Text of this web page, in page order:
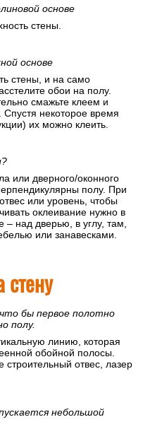
основе
стены.
основе
стены, и на само
обои на полу.
смажьте клеем и
некоторое время
их можно клеить.
или дверного/оконного
полу. При
или уровень, чтобы
оклеивание нужно в
– над дверью, в углу, там,
или занавесками.
стену
бы первое полотно
полу.
линию, которая
обойной полосы.
строительный отвес, лазер
небольшой